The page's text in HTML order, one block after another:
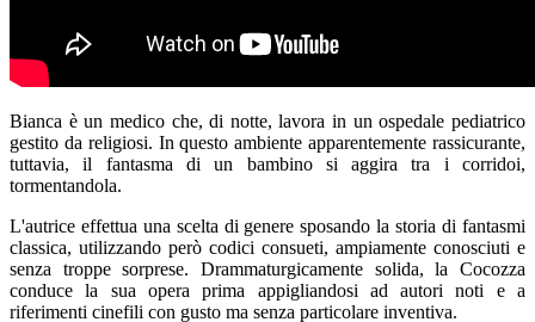
Bianca è un medico che, di notte, lavora in un ospedale pediatrico
gestito da religiosi. In questo ambiente apparentemente rassicurante,
tuttavia, il fantasma di un bambino si aggira tra i corridoi,
tormentandola.
L'autrice effettua una scelta di genere sposando la storia di fantasmi
classica, utilizzando però codici consueti, ampiamente conosciuti e
senza troppe sorprese. Drammaturgicamente solida, la Cocozza
conduce la sua opera prima appigliandosi ad autori noti e a
riferimenti cinefili con gusto ma senza particolare inventiva.